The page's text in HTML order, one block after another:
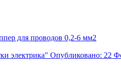
электрика" Опубликовано: 22